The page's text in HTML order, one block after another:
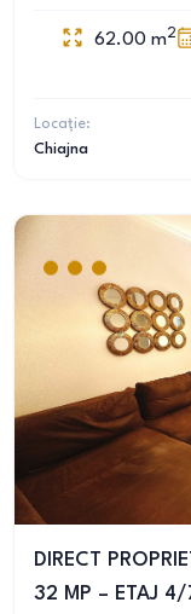
62.00 m2
Locație:
Chiajna
DIRECT
32 MP – ETAJ